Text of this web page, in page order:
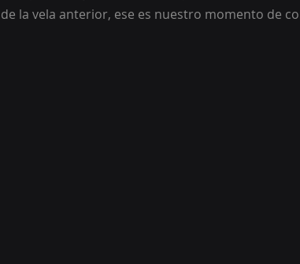
de la vela anterior, ese es nuestro momento de